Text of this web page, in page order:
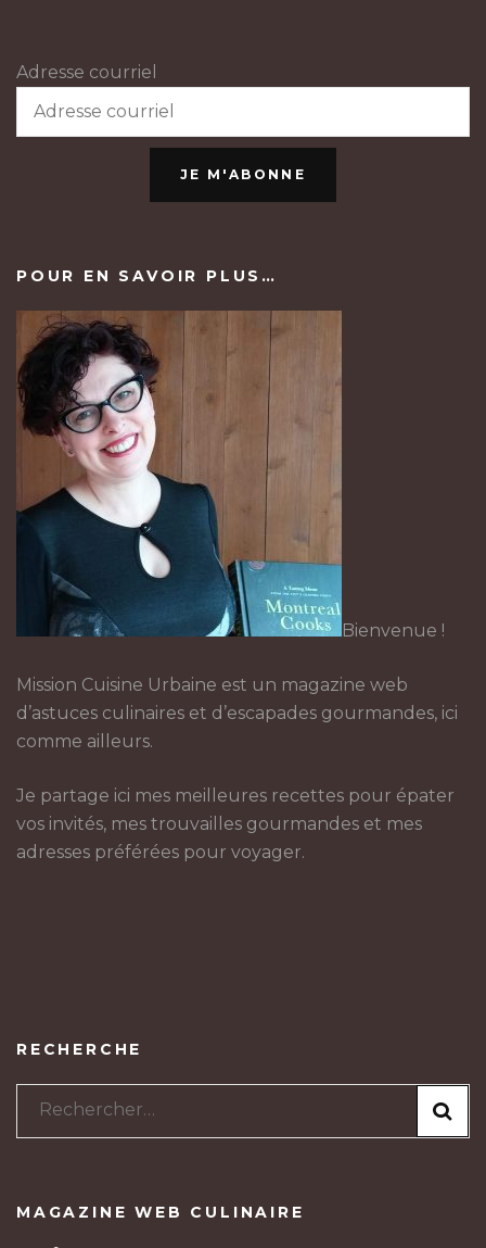
Adresse courriel
JE M'ABONNE
POUR EN SAVOIR PLUS…
Bienvenue !
Mission Cuisine Urbaine est un magazine web
d’astuces culinaires et d’escapades gourmandes, ici
comme ailleurs.
Je partage ici mes meilleures recettes pour épater
vos invités, mes trouvailles gourmandes et mes
adresses préférées pour voyager.
RECHERCHE
Rechercher :
MAGAZINE WEB CULINAIRE